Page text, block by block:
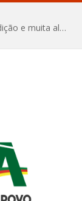
Afuá comemora 136 anos com orgulho, tradição e muita alegria na Quadra Dr. Nelson Salomão